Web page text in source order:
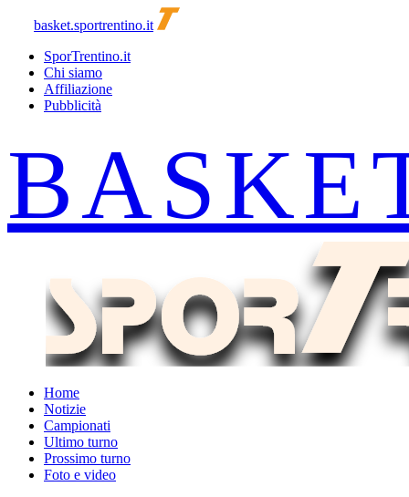
basket.sportrentino.it
SporTrentino.it
Chi siamo
Affiliazione
Pubblicità
Home
Notizie
Campionati
Ultimo turno
Prossimo turno
Foto e video